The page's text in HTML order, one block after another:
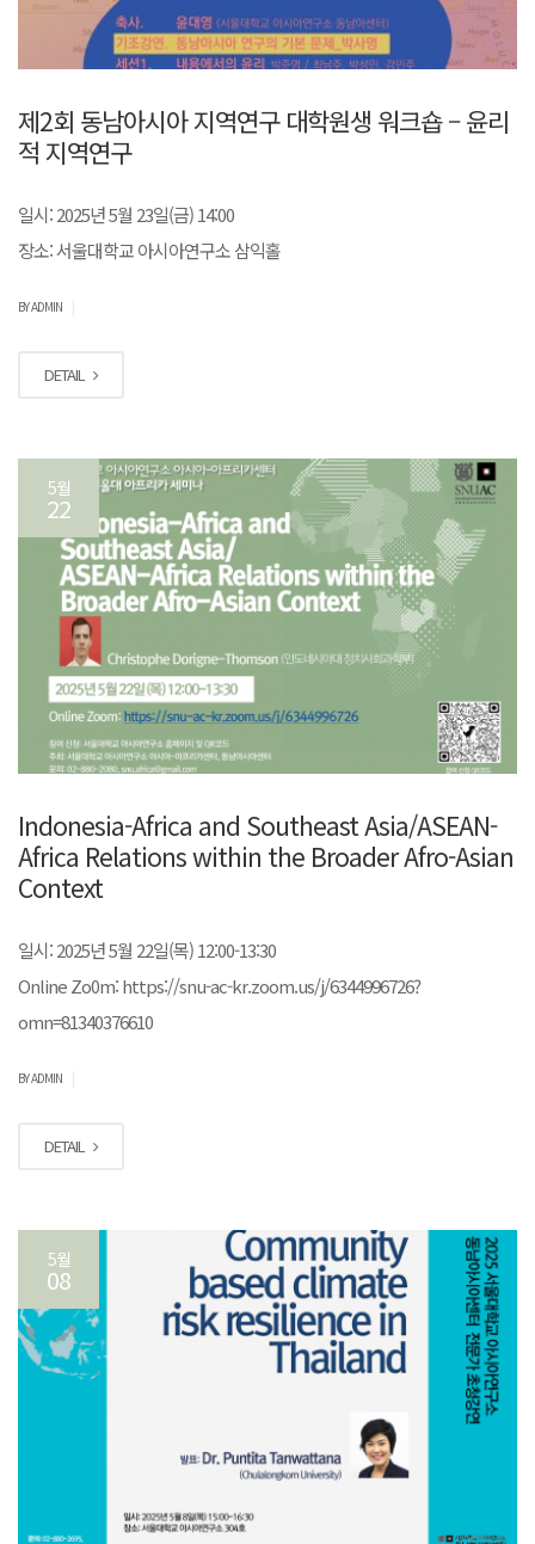
제2회 동남아시아 지역연구 대학원생 워크숍 – 윤리
적 지역연구
일시: 2025년 5월 23일(금) 14:00
장소: 서울대학교 아시아연구소 삼익홀
BY ADMIN
DETAIL
5월
22
Indonesia-Africa and Southeast Asia/ASEAN-
Africa Relations within the Broader Afro-Asian
Context
일시: 2025년 5월 22일(목) 12:00-13:30
Online Zo0m: https://snu-ac-kr.zoom.us/j/6344996726?
omn=81340376610
BY ADMIN
DETAIL
5월
08